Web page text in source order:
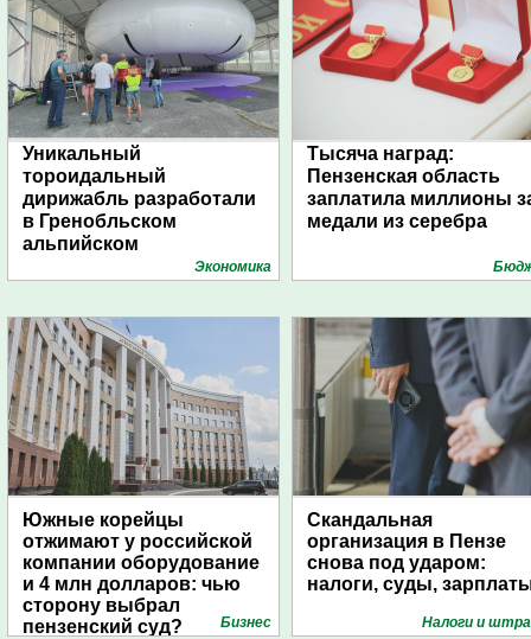
Уникальный
тороидальный
дирижабль разработали
в Гренобльском
альпийском
Экономика
Тысяча наград:
Пензенская область
заплатила миллионы
медали из серебра
Южные корейцы
отжимают у российской
компании оборудование
и 4 млн долларов: чью
сторону выбрал
пензенский суд?
Бизнес
Скандальная
организация в Пензе
снова под ударом:
налоги, суды,
Налоги и